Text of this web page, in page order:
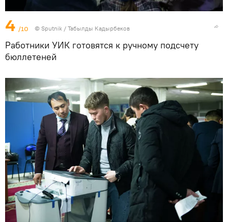
4 /10 © Sputnik / Табылды Кадырбеков
Работники УИК готовятся к ручному подсчету
бюллетеней